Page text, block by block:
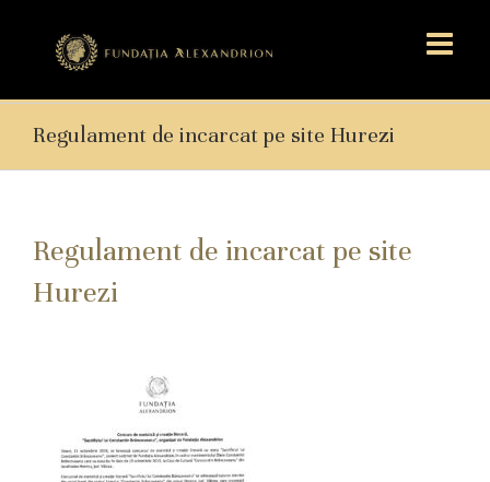
Regulament de incarcat pe site Hurezi
Regulament de incarcat pe site
Hurezi